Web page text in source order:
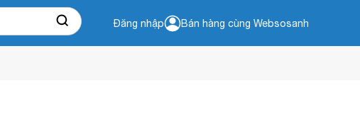
Đăng nhập Bán hàng cùng Websosanh